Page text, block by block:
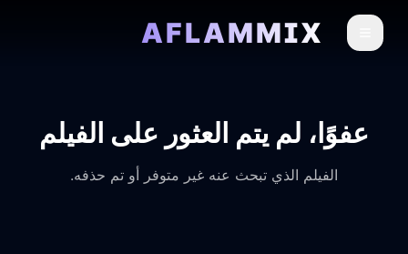
AFLAMMIX
عفوًا، لم يتم العثور على الفيلم
الفيلم الذي تبحث عنه غير متوفر أو تم حذفه.